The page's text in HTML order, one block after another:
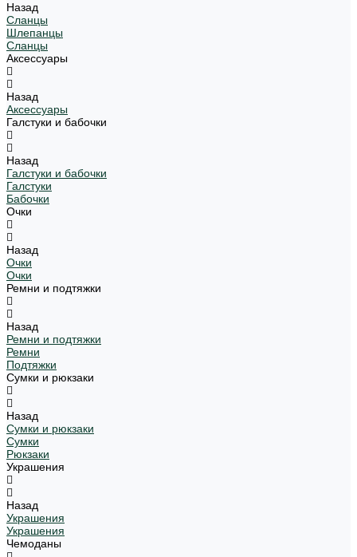
Назад
Сланцы
Шлепанцы
Сланцы
Аксессуары
Назад
Аксессуары
Галстуки и бабочки
Назад
Галстуки и бабочки
Галстуки
Бабочки
Очки
Назад
Очки
Очки
Ремни и подтяжки
Назад
Ремни и подтяжки
Ремни
Подтяжки
Сумки и рюкзаки
Назад
Сумки и рюкзаки
Сумки
Рюкзаки
Украшения
Назад
Украшения
Украшения
Чемоданы